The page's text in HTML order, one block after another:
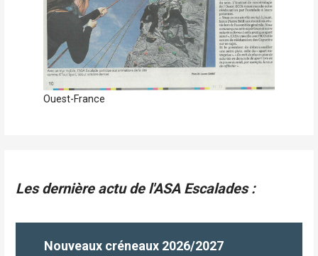
Ouest-France
Les dernière actu de l'ASA Escalades :
Nouveaux créneaux 2026/2027